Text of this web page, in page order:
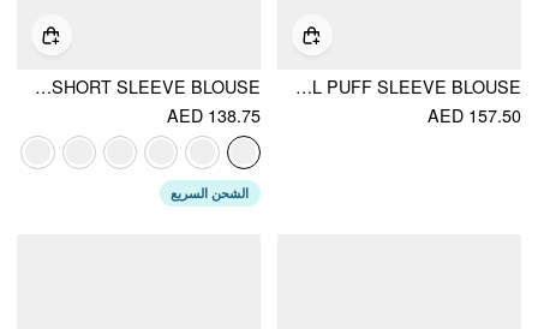
COTTON-BLEND JACQUARD FLORAL PUFF SLEEVE BLOUSE
AED 157.50
COTTON V-NECK BRODERIE ANGLAISE PLEATED SHIRRED SHORT SLEEVE BLOUSE
AED 138.75
الشحن السريع